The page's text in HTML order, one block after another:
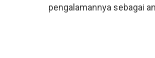
pengalamannya sebagai